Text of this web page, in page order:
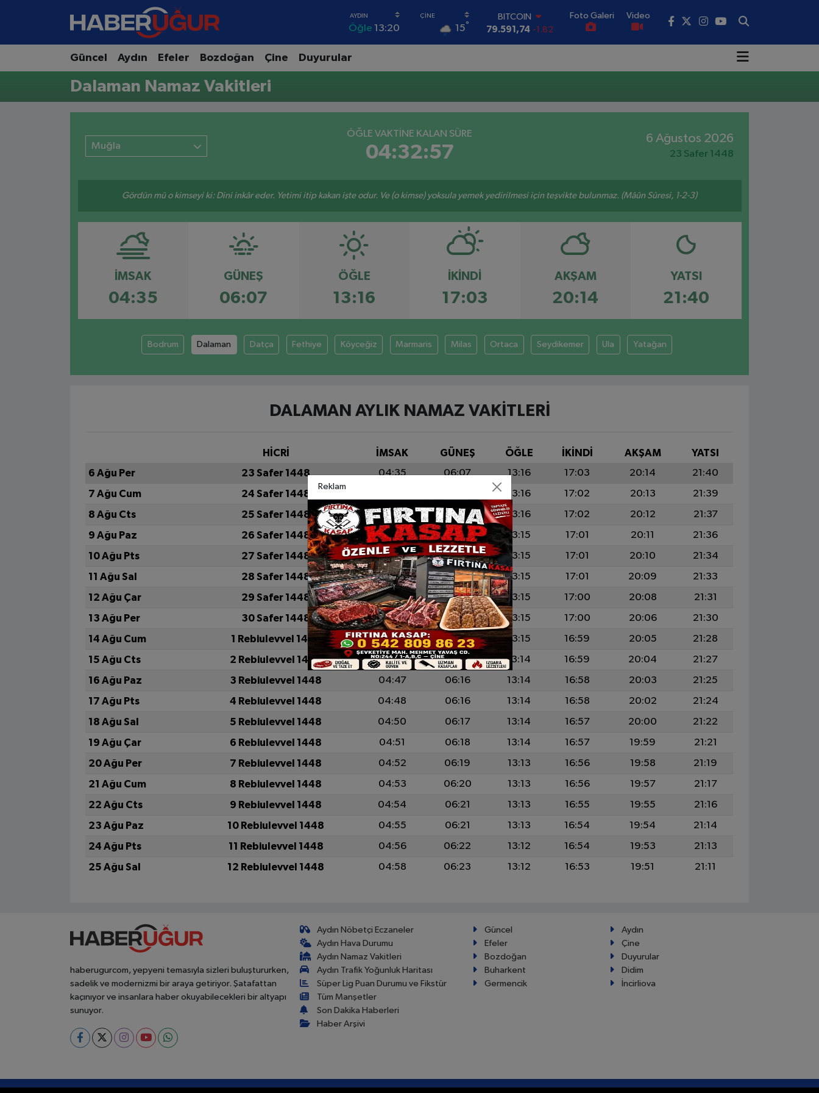
Öğle 13:20 15°
BITCOIN
79.591,74 -1.82
Foto Galeri Video
Güncel Aydın Efeler Bozdoğan Çine Duyurular
Dalaman Namaz Vakitleri
Muğla
ÖĞLE VAKTİNE KALAN SÜRE
04:32:57
6 Ağustos 2026
23 Safer 1448
Gördün mü o kimseyi ki: Dini inkâr eder. Yetimi itip kakan işte odur. Ve (o kimse) yoksula yemek yedirilmesi için teşvikte bulunmaz. (Mâûn Sûresi, 1-2-3)
İMSAK
04:35
GÜNEŞ
06:07
ÖĞLE
13:16
İKINDI
17:03
AKŞAM
20:14
YATSI
21:40
Bodrum Dalaman Datça Fethiye Köyceğiz Marmaris Milas Ortaca Seydikemer Ula Yatağan
DALAMAN AYLIK NAMAZ VAKITLERI
HİCRİ İMSAK GÜNEŞ ÖĞLE İKINDI AKŞAM
YATSI
6 Ağu Per
23 Safer 1448 04:35 06:07 13:16 17:03 20:14
21:40
7 Ağu Cum
24 Safer 1448 13:16 17:02 20:13
21:39
8 Ağu Cts
25 Safer 1448 04:38 06:09 13:16 17:02 20:12
21:37
9 Ağu Paz
26 Safer 1448 04:39 06:10 13:15 17:01 20:11
21:36
10 Ağu Pts
27 Safer 1448 04:40 06:11 13:15 17:01 20:10
21:34
11 Ağu Sal
28 Safer 1448 04:41 06:12 13:15 17:01 20:09
21:33
12 Ağu Çar
29 Safer 1448 04:43 06:12 13:15 17:00 20:08
21:31
13 Ağu Per
30 Safer 1448 04:44 06:13 13:15 17:00 20:06
21:30
14 Ağu Cum
1 Rebiulevvel 1448 04:45 06:14 13:15 16:59 20:05
21:28
15 Ağu Cts
2 Rebiulevvel 1448 04:46 06:15 13:14 16:59 20:04
21:27
16 Ağu Paz
3 Rebiulevvel 1448 04:47 06:16 13:14 16:58 20:03
21:25
17 Ağu Pts
4 Rebiulevvel 1448 04:48 06:16 13:14 16:58 20:02
21:24
18 Ağu Sal
5 Rebiulevvel 1448 04:50 06:17 13:14 16:57 20:00
21:22
19 Ağu Çar
6 Rebiulevvel 1448 04:51 06:18 13:14 16:57 19:59
21:21
20 Ağu Per
7 Rebiulevvel 1448 04:52 06:19 13:13 16:56 19:58
21:19
21 Ağu Cum
8 Rebiulevvel 1448 04:53 06:20 13:13 16:56 19:57
21:17
22 Ağu Cts
9 Rebiulevvel 1448 04:54 06:21 13:13 16:55 19:55
21:16
23 Ağu Paz
10 Rebiulevvel 1448 04:55 06:21 13:13 16:54 19:54
21:14
24 Ağu Pts
11 Rebiulevvel 1448 04:56 06:22 13:12 16:54 19:53
21:13
25 Ağu Sal
12 Rebiulevvel 1448 04:58 06:23 13:12 16:53 19:51 21:11
haberugurcom, yepyeni temasıyla sizleri buluştururken,
sadelik ve modernizmi bir araya getiriyor. Şatafattan
kaçınıyor ve insanlara haber okuyabilecekleri bir altyapı
sunuyor.
Aydın Nöbetçi Eczaneler
Aydın Hava Durumu
Aydın Namaz Vakitleri
Aydın Trafik Yoğunluk Haritası
Süper Lig Puan Durumu ve Fikstür
Tüm Manşetler
Son Dakika Haberleri
Haber Arşivi
Güncel
Aydın
Efeler
Çine
Bozdoğan
Duyurular
Buharkent
Didim
Germencik
İncirliova
Aydın Nöbetçi Eczaneler
Aydın Trafik Yoğunluk Haritası
Son Dakika Haberleri
Reklam